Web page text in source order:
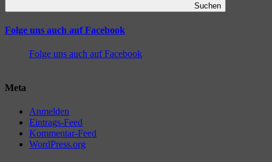
Suchen
Folge uns auch auf Facebook
Folge uns auch auf Facebook
Meta
Anmelden
Eintrags-Feed
Kommentar-Feed
WordPress.org